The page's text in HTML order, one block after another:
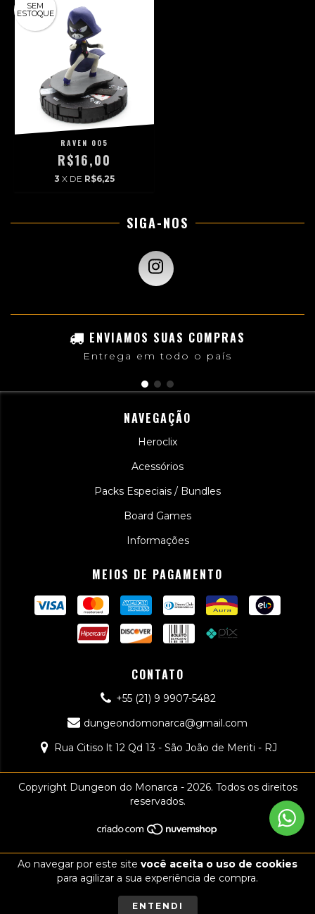
Ao navegar por este site você aceita o uso de cookies
para agilizar a sua experiência de compra.
ENTENDI
SEM
ESTOQUE
RAVEN 005
R$16,00
3 X DE R$6,25
SIGA-NOS
ENVIAMOS SUAS COMPRAS
Entrega em todo o país
NAVEGAÇÃO
Heroclix
Acessórios
Packs Especiais / Bundles
Board Games
Informações
MEIOS DE PAGAMENTO
CONTATO
+55 (21) 9 9907-5482
dungeondomonarca@gmail.com
Rua Citiso lt 12 Qd 13 - São João de Meriti - RJ
Copyright Dungeon do Monarca - 2026. Todos os direitos
reservados.